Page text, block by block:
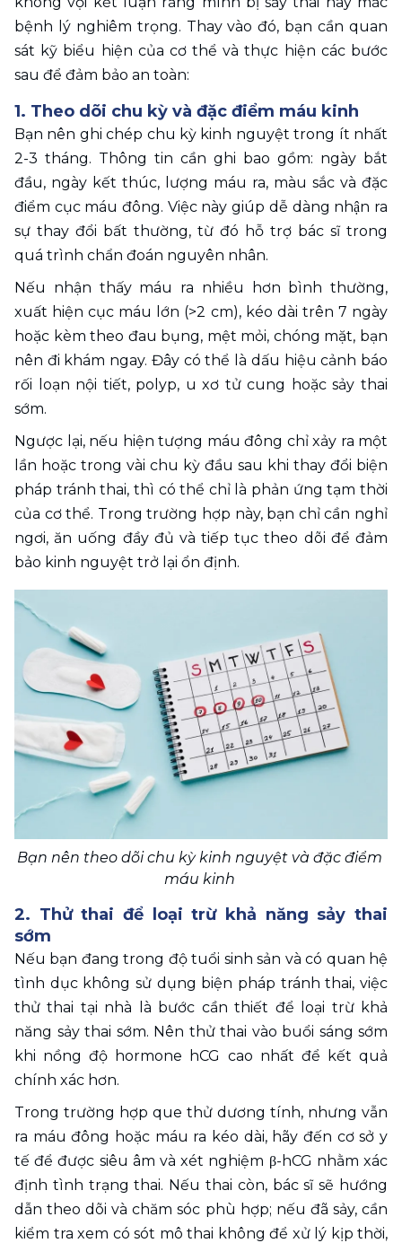
bệnh lý nghiêm trọng. Thay vào đó, bạn cần quan
sát kỹ biểu hiện của cơ thể và thực hiện các bước
sau để đảm bảo an toàn:
1. Theo dõi chu kỳ và đặc điểm máu kinh
Bạn nên ghi chép chu kỳ kinh nguyệt trong ít nhất
2-3 tháng. Thông tin cần ghi bao gồm: ngày bắt
đầu, ngày kết thúc, lượng máu ra, màu sắc và đặc
điểm cục máu đông. Việc này giúp dễ dàng nhận ra
sự thay đổi bất thường, từ đó hỗ trợ bác sĩ trong
quá trình chẩn đoán nguyên nhân.
Nếu nhận thấy máu ra nhiều hơn bình thường,
xuất hiện cục máu lớn (>2 cm), kéo dài trên 7 ngày
hoặc kèm theo đau bụng, mệt mỏi, chóng mặt, bạn
nên đi khám ngay. Đây có thể là dấu hiệu cảnh báo
rối loạn nội tiết, polyp, u xơ tử cung hoặc sảy thai
sớm.
Ngược lại, nếu hiện tượng máu đông chỉ xảy ra một
lần hoặc trong vài chu kỳ đầu sau khi thay đổi biện
pháp tránh thai, thì có thể chỉ là phản ứng tạm thời
của cơ thể. Trong trường hợp này, bạn chỉ cần nghỉ
ngơi, ăn uống đầy đủ và tiếp tục theo dõi để đảm
bảo kinh nguyệt trở lại ổn định.
Bạn nên theo dõi chu kỳ kinh nguyệt và đặc điểm
máu kinh
2. Thử thai để loại trừ khả năng sảy thai
sớm
Nếu bạn đang trong độ tuổi sinh sản và có quan hệ
tình dục không sử dụng biện pháp tránh thai, việc
thử thai tại nhà là bước cần thiết để loại trừ khả
năng sảy thai sớm. Nên thử thai vào buổi sáng sớm
khi nồng độ hormone hCG cao nhất để kết quả
chính xác hơn.
Trong trường hợp que thử dương tính, nhưng vẫn
ra máu đông hoặc máu ra kéo dài, hãy đến cơ sở y
tế để được siêu âm và xét nghiệm β-hCG nhằm xác
định tình trạng thai. Nếu thai còn, bác sĩ sẽ hướng
dẫn theo dõi và chăm sóc phù hợp; nếu đã sảy, cần
kiểm tra xem có sót mô thai không để xử lý kịp thời,